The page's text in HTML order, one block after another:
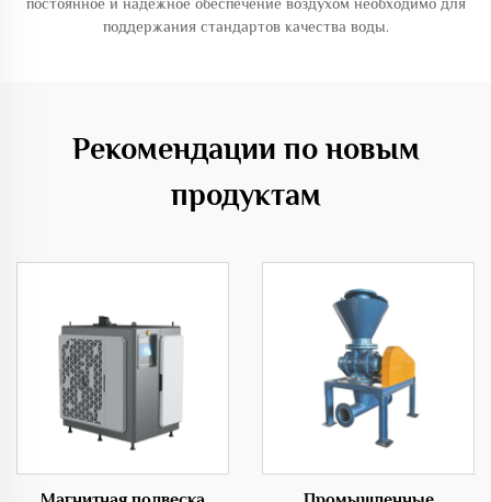
поддержания стандартов качества воды.
Рекомендации по новым
продуктам